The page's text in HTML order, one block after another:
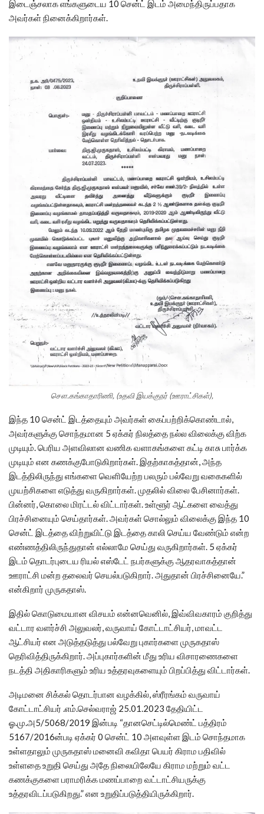
இடைஞ்சலாக எங்களுடைய 10 சென்ட் இடம் அமைந்திருப்பதாக
அவர்கள் நினைக்கிறார்கள்.
சௌ.கங்காதாரிணி, (உதவி இயக்குநர் (ஊராட்சிகள்),
இந்த 10 சென்ட் இடத்தையும் அவர்கள் கைப்பற்றிக்கொண்டால்,
அவர்களுக்கு சொந்தமான 5 ஏக்கர் நிலத்தை நல்ல விலைக்கு விற்க
முடியும். பெரிய அளவிலான வணிக வளாகங்களை கட்டி காசு பார்க்க
முடியும் என கணக்குபோடுகிறார்கள். இதற்காகத்தான், அந்த
இடத்திலிருந்து எங்களை வெளியேற்ற பலரும் பல்வேறு வகைகளில்
முயற்சிகளை எடுத்து வருகிறார்கள். முதலில் விலை பேசினார்கள்.
பின்னர், கொலை மிரட்டல் விட்டார்கள். உள்ளூர் ஆட்களை வைத்து
பிரச்சினையும் செய்தார்கள். அவர்கள் சொல்லும் விலைக்கு இந்த 10
சென்ட் இடத்தை விற்றுவிட்டு இடத்தை காலி செய்ய வேண்டும் என்ற
எண்ணத்திலிருந்துதான் எல்லாமே செய்து வருகிறார்கள். 5 ஏக்கர்
இடம் தொடர்புடைய ரியல் எஸ்டேட் நபர்களுக்கு ஆதரவாகத்தான்
ஊராட்சி மன்ற தலைவர் செயல்படுகிறார். அதுதான் பிரச்சினையே.”
என்கிறார் முருகதாஸ்.
இதில் கொடுமையான விசயம் என்னவெனில், இவ்விவகாரம் குறித்து
வட்டார வளர்ச்சி அலுவலர், வருவாய் கோட்டாட்சியர், மாவட்ட
ஆட்சியர் என அடுத்தடுத்து பல்வேறு புகார்களை முருகதாஸ்
தெரிவித்திருக்கிறார். அப்புகார்களின் மீது உரிய விசாரணைகளை
நடத்தி அதிகாரிகளும் உரிய உத்தரவுகளையும் பிறப்பித்து விட்டார்கள்.
அடிமனை சிக்கல் தொடர்பான வழக்கில், ஸ்ரீரங்கம் வருவாய்
கோட்டாட்சியர் .எம்.செல்வராஜ் 25.01.2023 தேதியிட்ட
ஓ.மு.அ5/5068/2019 இன்படி “தானசெட்டில்மெண்ட் பத்திரம்
5167/2016ன்படி ஏக்கர் 0 சென்ட் 10 அளவுள்ள இடம் சொந்தமாக
உள்ளதாலும் முருகதாஸ் மனைவி கவிதா பெயர் கிராம பதிவில்
உள்ளதை உறுதி செய்து அதே நிலையிலேயே கிராம மற்றும் வட்ட
கணக்குகளை பராமரிக்க மணப்பாறை வட்டாட்சியருக்கு
உத்தரவிடப்படுகிறது.” என உறுதிப்படுத்தியிருக்கிறார்.